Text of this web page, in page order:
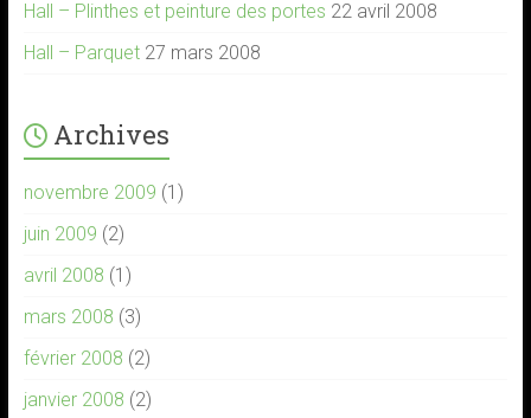
Hall – Plinthes et peinture des portes 22 avril 2008
Hall – Parquet 27 mars 2008
Archives
novembre 2009 (1)
juin 2009 (2)
avril 2008 (1)
mars 2008 (3)
février 2008 (2)
janvier 2008 (2)